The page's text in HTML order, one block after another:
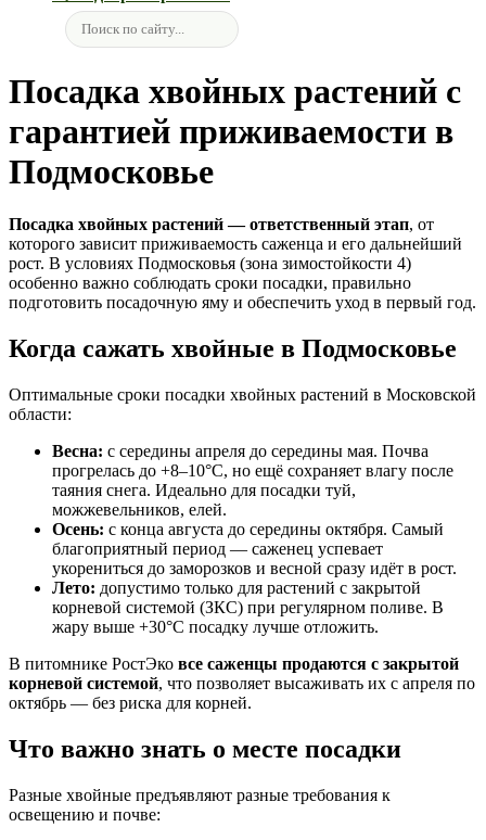
Посадка хвойных растений с
гарантией приживаемости в
Подмосковье
Посадка хвойных растений — ответственный этап, от
которого зависит приживаемость саженца и его дальнейший
рост. В условиях Подмосковья (зона зимостойкости 4)
особенно важно соблюдать сроки посадки, правильно
подготовить посадочную яму и обеспечить уход в первый год.
Когда сажать хвойные в Подмосковье
Оптимальные сроки посадки хвойных растений в Московской
области:
Весна: с середины апреля до середины мая. Почва
прогрелась до +8–10°C, но ещё сохраняет влагу после
таяния снега. Идеально для посадки туй,
можжевельников, елей.
Осень: с конца августа до середины октября. Самый
благоприятный период — саженец успевает
укорениться до заморозков и весной сразу идёт в рост.
Лето: допустимо только для растений с закрытой
корневой системой (ЗКС) при регулярном поливе. В
жару выше +30°C посадку лучше отложить.
В питомнике РостЭко все саженцы продаются с закрытой
корневой системой, что позволяет высаживать их с апреля по
октябрь — без риска для корней.
Что важно знать о месте посадки
Разные хвойные предъявляют разные требования к
освещению и почве: